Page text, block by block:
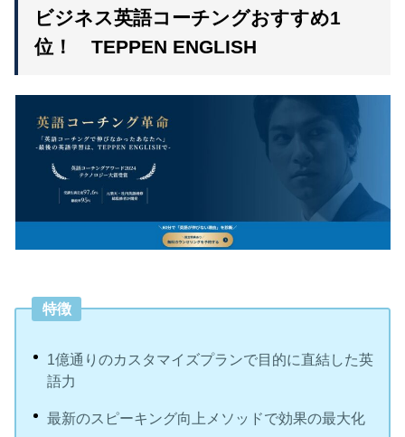
ビジネス英語コーチングおすすめ1
位！ TEPPEN ENGLISH
特徴
1億通りのカスタマイズプランで目的に直結した英
語力
最新のスピーキング向上メソッドで効果の最大化